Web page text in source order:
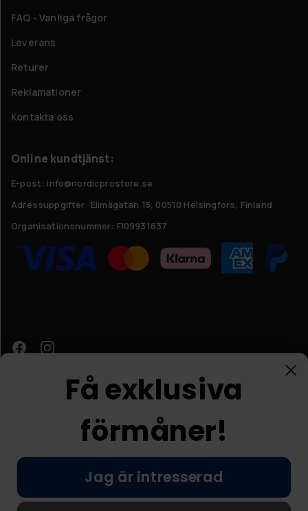
FAQ - Vanliga frågor
Leverans
Returer
Reklamationer
Kontakta oss
Online kundtjänst:
E-post: info@nordicprostore.se
Adressuppgifter: Elimägatan 15, 00510 Helsingfors, Finland
Organisationsnummer: FI09931637
© Nordic Prostore 2026
Allmänna villkor
Få exklusiva
förmåner!
Jag är intresserad